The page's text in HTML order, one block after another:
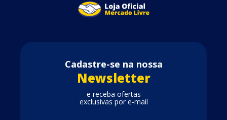
Cadastre-se na nossa
Newsletter
e receba ofertas
exclusivas por e-mail